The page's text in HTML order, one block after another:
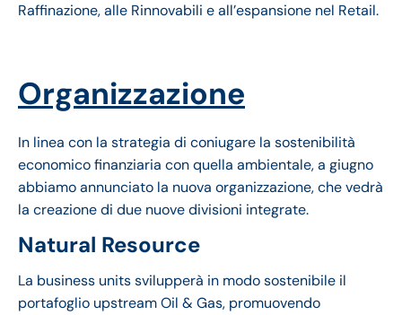
Raffinazione, alle Rinnovabili e all’espansione nel Retail.
Organizzazione
In linea con la strategia di coniugare la sostenibilità
economico finanziaria con quella ambientale, a giugno
abbiamo annunciato la nuova organizzazione, che vedrà
la creazione di due nuove divisioni integrate.
Natural Resource
La business units svilupperà in modo sostenibile il
portafoglio upstream Oil & Gas, promuovendo